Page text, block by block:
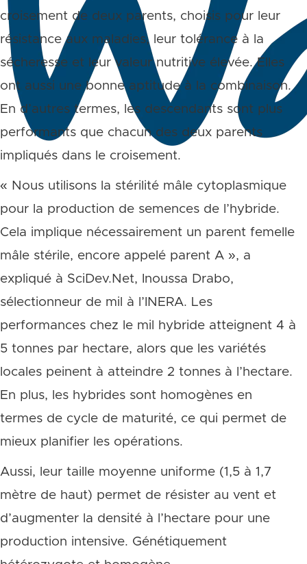
croisement de deux parents, choisis pour leur
résistance aux maladies, leur tolérance à la
sécheresse et leur valeur nutritive élevée. Elles
ont aussi une bonne aptitude à la combinaison.
En d’autres termes, les descendants sont plus
performants que chacun des deux parents
impliqués dans le croisement.
« Nous utilisons la stérilité mâle cytoplasmique
pour la production de semences de l’hybride.
Cela implique nécessairement un parent femelle
mâle stérile, encore appelé parent A », a
expliqué à SciDev.Net, Inoussa Drabo,
sélectionneur de mil à l’INERA. Les
performances chez le mil hybride atteignent 4 à
5 tonnes par hectare, alors que les variétés
locales peinent à atteindre 2 tonnes à l’hectare.
En plus, les hybrides sont homogènes en
termes de cycle de maturité, ce qui permet de
mieux planifier les opérations.
Aussi, leur taille moyenne uniforme (1,5 à 1,7
mètre de haut) permet de résister au vent et
d’augmenter la densité à l’hectare pour une
production intensive. Génétiquement